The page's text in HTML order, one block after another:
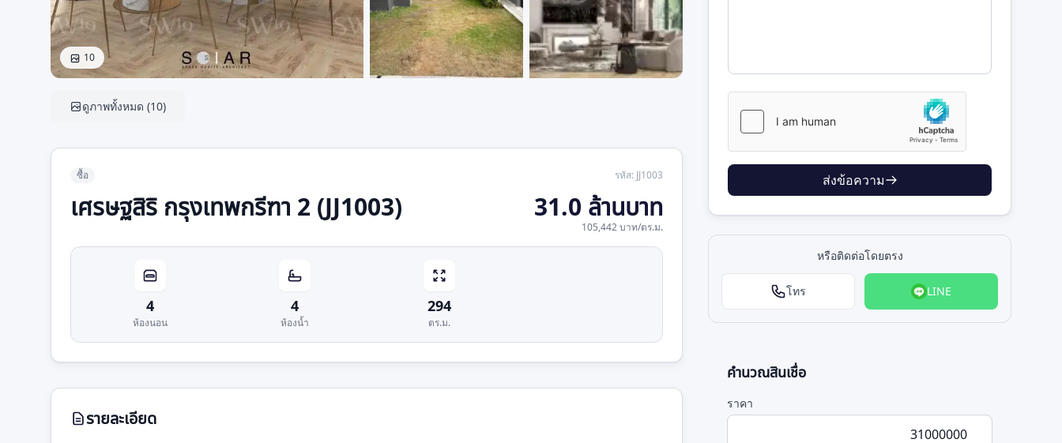
10
ดูภาพทั้งหมด (10)
ซื้อ รหัส: JJ1003
เศรษฐสิริ กรุงเทพกรีฑา 2 (JJ1003) 31.0 ล้านบาท
105,442 บาท/ตร.ม.
4
ห้องนอน
4
ห้องน้ำ
294
ตร.ม.
รายละเอียด
ส่งข้อความ
หรือติดต่อโดยตรง
โทร LINE
คำนวณสินเชื่อ
ราคา